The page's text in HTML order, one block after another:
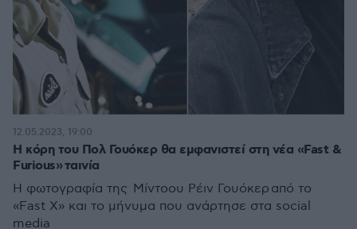
Η κόρη του Πολ Γουόκερ θα εμφανιστεί στη νέα «Fast &
Furious» ταινία
Η φωτογραφία της Μίντοου Ρέιν Γουόκερ από το
«Fast X» και το μήνυμα που ανάρτησε στα social
media
12.05.2023, 19:00